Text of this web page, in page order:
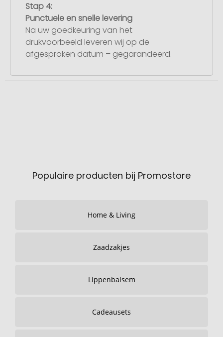
Stap 4:
Punctuele en snelle levering
Na uw goedkeuring van het
drukvoorbeeld leveren wij op de
afgesproken datum – gegarandeerd.
Populaire producten bij Promostore
Home & Living
Zaadzakjes
Lippenbalsem
Cadeausets